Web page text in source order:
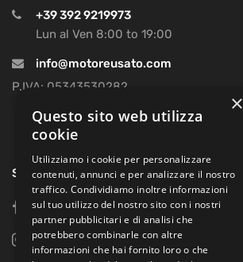
+39 392 9219973
Lun al Ven 8:00 to 19:00
info@motoreusato.com
P.IVA: 05343530282
SOCIAL
facebook
instagram
×
Questo sito web utilizza
cookie
Utilizziamo i cookie per personalizzare
contenuti, annunci e per analizzare il nostro
traffico. Condividiamo inoltre informazioni
sul tuo utilizzo del nostro sito con i nostri
partner pubblicitari e di analisi che
potrebbero combinarle con altre
informazioni che hai fornito loro o che